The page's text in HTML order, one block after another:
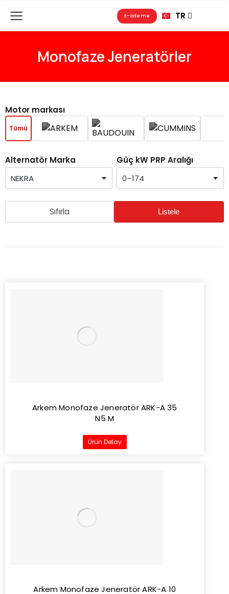
E-ödeme TR
RU
Monofaze Jeneratörler
Motor markası
Tümü
Alternatör Marka Güç kW PRP Aralığı
Sıfırla Listele
Arkem Monofaze Jeneratör ARK-A 35
N5 M
Ürün Detay
Arkem Monofaze Jeneratör ARK-A 10